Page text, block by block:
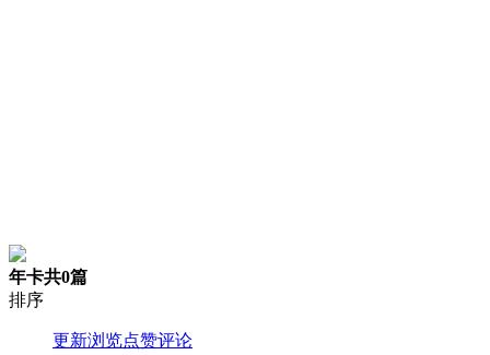
年卡共0篇
排序
更新浏览点赞评论